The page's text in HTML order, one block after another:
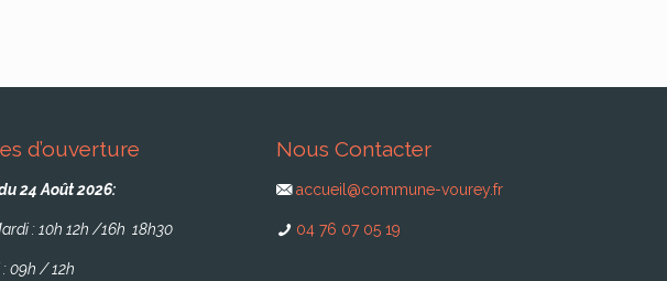
d’ouverture
24 Août 2026:
: 10h 12h /16h 18h30
09h / 12h
Nous Contacter
accueil@commune-vourey.fr
04 76 07 05 19